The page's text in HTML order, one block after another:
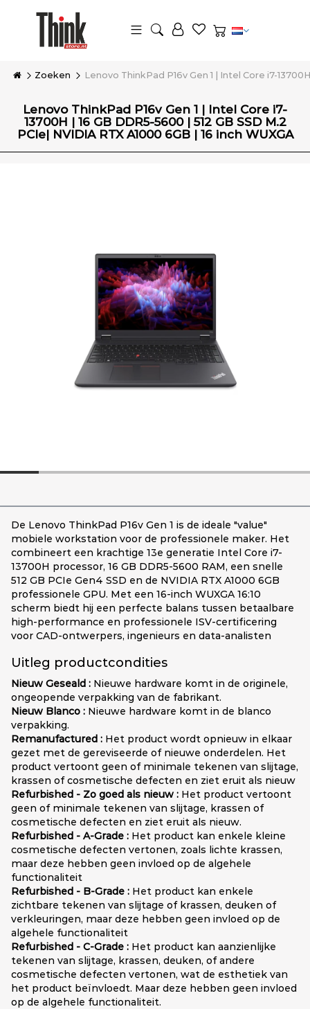
Zoeken Lenovo ThinkPad P16v Gen 1 | Intel Core i7-
Lenovo ThinkPad P16v Gen 1 | Intel Core i7-
13700H | 16 GB DDR5-5600 | 512 GB SSD M.2
PCIe| NVIDIA RTX A1000 6GB | 16 inch WUXGA
De Lenovo ThinkPad P16v Gen 1 is de ideale "value"
mobiele workstation voor de professionele maker. Het
combineert een krachtige 13e generatie Intel Core i7-
13700H processor, 16 GB DDR5-5600 RAM, een snelle
512 GB PCIe Gen4 SSD en de NVIDIA RTX A1000 6GB
professionele GPU. Met een 16-inch WUXGA 16:10
scherm biedt hij een perfecte balans tussen betaalbare
high-performance en professionele ISV-certificering
voor CAD-ontwerpers, ingenieurs en data-analisten
Uitleg productcondities
Nieuw Geseald : Nieuwe hardware komt in de originele,
ongeopende verpakking van de fabrikant.
Nieuw Blanco : Nieuwe hardware komt in de blanco
verpakking.
Remanufactured : Het product wordt opnieuw in elkaar
gezet met de gereviseerde of nieuwe onderdelen. Het
product vertoont geen of minimale tekenen van slijtage,
krassen of cosmetische defecten en ziet eruit als nieuw
Refurbished - Zo goed als nieuw : Het product vertoont
geen of minimale tekenen van slijtage, krassen of
cosmetische defecten en ziet eruit als nieuw.
Refurbished - A-Grade : Het product kan enkele kleine
cosmetische defecten vertonen, zoals lichte krassen,
maar deze hebben geen invloed op de algehele
functionaliteit
Refurbished - B-Grade : Het product kan enkele
zichtbare tekenen van slijtage of krassen, deuken of
verkleuringen, maar deze hebben geen invloed op de
algehele functionaliteit
Refurbished - C-Grade : Het product kan aanzienlijke
tekenen van slijtage, krassen, deuken, of andere
cosmetische defecten vertonen, wat de esthetiek van
het product beïnvloedt. Maar deze hebben geen invloed
op de algehele functionaliteit.